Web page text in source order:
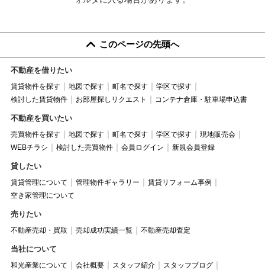
このページの先頭へ
不動産を借りたい
賃貸物件を探す 地図で探す 町名で探す
学区で探す
検討した賃貸物件
お部屋探しリクエスト コンテナ倉庫・駐車場申込書
不動産を買いたい
売買物件を探す 地図で探す 町名で探す 学区で探す
現地販売会
WEBチラシ
検討した売買物件 会員ログイン 新規会員登録
貸したい
賃貸管理について 管理物件ギャラリー
賃貸リフォーム事例
空き家管理について
売りたい
不動産売却・買取 売却成功実績一覧 不動産売却査定
当社について
和光産業について 会社概要 スタッフ紹介
スタッフブログ